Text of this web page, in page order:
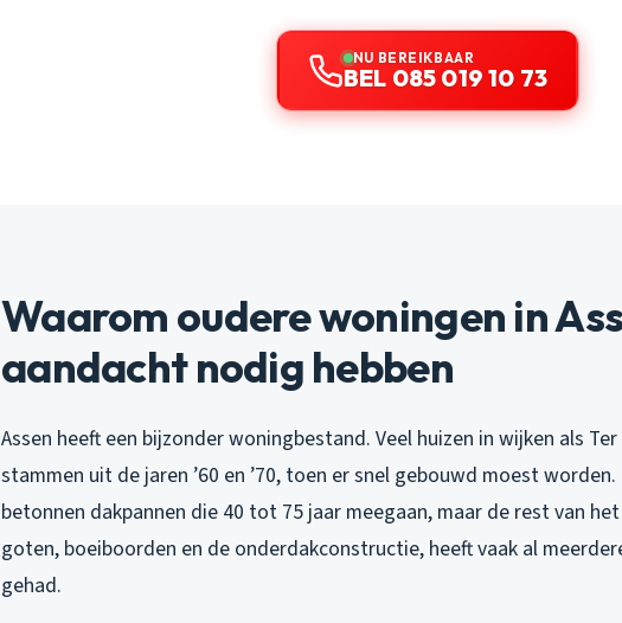
NU BEREIKBAAR
BEL 085 019 10 73
Waarom oudere woningen in
aandacht nodig hebben
Assen heeft een bijzonder woningbestand. Veel huizen in wijken als
stammen uit de jaren ’60 en ’70, toen er snel gebouwd moest
betonnen dakpannen die 40 tot 75 jaar meegaan, maar de rest van
goten, boeiboorden en de onderdakconstructie, heeft vaak al
gehad.